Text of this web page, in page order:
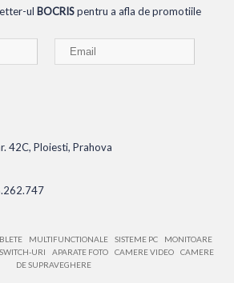
ul BOCRISpentru a afla de promotiile
42C, Ploiesti, Prahova
MULTIFUNCTIONALE SISTEME PC
MONITOARE
SWITCH-URI APARATE FOTO CAMERE VIDEO
CAMERE
DE SUPRAVEGHERE